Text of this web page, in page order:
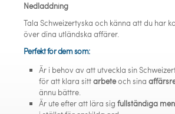
Nedladdning
Tala Schweizertyska och känna att du har
över dina utländska affärer.
Perfekt för dem som:
Är i behov av att utveckla sin
för att klara sittarbeteoch sina
ännu bättre.
Är ute efter att lära sig fullständiga